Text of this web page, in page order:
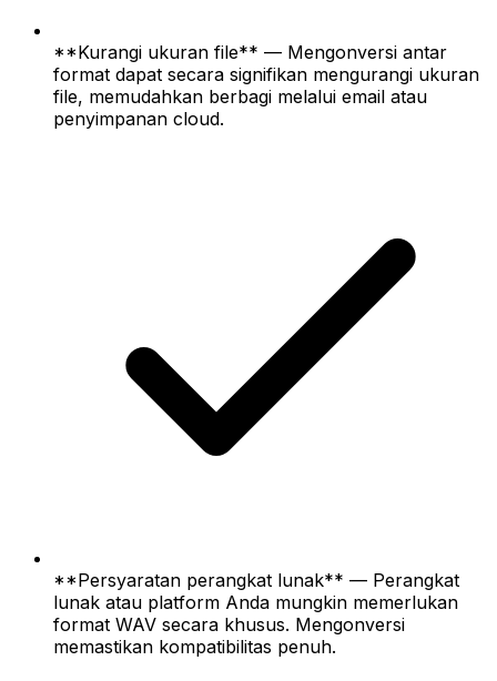
**Kurangi ukuran file** — Mengonversi antar
format dapat secara signifikan mengurangi ukuran
file, memudahkan berbagi melalui email atau
penyimpanan cloud.
**Persyaratan perangkat lunak** — Perangkat
lunak atau platform Anda mungkin memerlukan
format WAV secara khusus. Mengonversi
memastikan kompatibilitas penuh.